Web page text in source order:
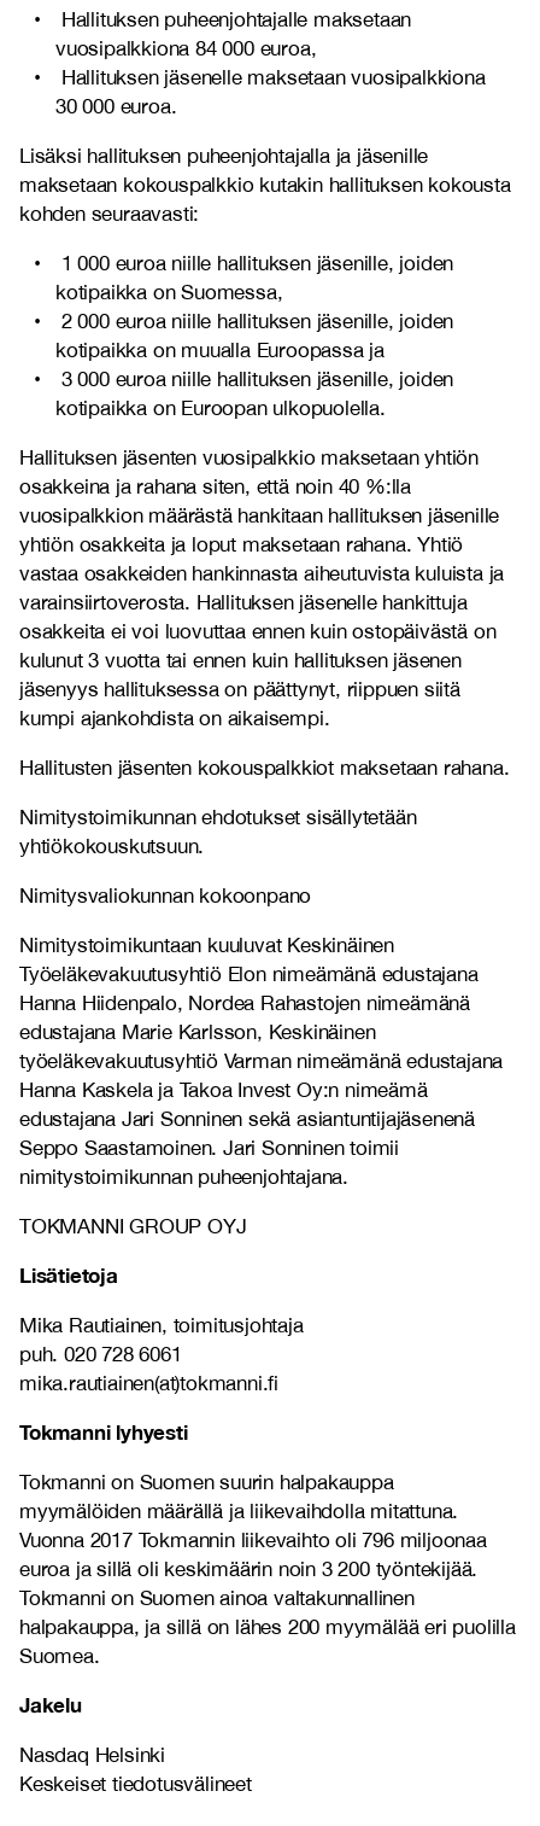
Hallituksen puheenjohtajalle maksetaan
vuosipalkkiona 84 000 euroa,
Hallituksen jäsenelle maksetaan vuosipalkkiona
30 000 euroa.
Lisäksi hallituksen puheenjohtajalla ja jäsenille
maksetaan kokouspalkkio kutakin hallituksen kokousta
kohden seuraavasti:
1 000 euroa niille hallituksen jäsenille, joiden
kotipaikka on Suomessa,
2 000 euroa niille hallituksen jäsenille, joiden
kotipaikka on muualla Euroopassa ja
3 000 euroa niille hallituksen jäsenille, joiden
kotipaikka on Euroopan ulkopuolella.
Hallituksen jäsenten vuosipalkkio maksetaan yhtiön
osakkeina ja rahana siten, että noin 40 %:lla
vuosipalkkion määrästä hankitaan hallituksen jäsenille
yhtiön osakkeita ja loput maksetaan rahana. Yhtiö
vastaa osakkeiden hankinnasta aiheutuvista kuluista ja
varainsiirtoverosta. Hallituksen jäsenelle hankittuja
osakkeita ei voi luovuttaa ennen kuin ostopäivästä on
kulunut 3 vuotta tai ennen kuin hallituksen jäsenen
jäsenyys hallituksessa on päättynyt, riippuen siitä
kumpi ajankohdista on aikaisempi.
Hallitusten jäsenten kokouspalkkiot maksetaan rahana.
Nimitystoimikunnan ehdotukset sisällytetään
yhtiökokouskutsuun.
Nimitysvaliokunnan kokoonpano
Nimitystoimikuntaan kuuluvat Keskinäinen
Työeläkevakuutusyhtiö Elon nimeämänä edustajana
Hanna Hiidenpalo, Nordea Rahastojen nimeämänä
edustajana Marie Karlsson, Keskinäinen
työeläkevakuutusyhtiö Varman nimeämänä edustajana
Hanna Kaskela ja Takoa Invest Oy:n nimeämä
edustajana Jari Sonninen sekä asiantuntijajäsenenä
Seppo Saastamoinen. Jari Sonninen toimii
nimitystoimikunnan puheenjohtajana.
TOKMANNI GROUP OYJ
Lisätietoja
Mika Rautiainen, toimitusjohtaja
puh. 020 728 6061
mika.rautiainen(at)tokmanni.fi
Tokmanni lyhyesti
Tokmanni on Suomen suurin halpakauppa
myymälöiden määrällä ja liikevaihdolla mitattuna.
Vuonna 2017 Tokmannin liikevaihto oli 796 miljoonaa
euroa ja sillä oli keskimäärin noin 3 200 työntekijää.
Tokmanni on Suomen ainoa valtakunnallinen
halpakauppa, ja sillä on lähes 200 myymälää eri puolilla
Suomea.
Jakelu
Nasdaq Helsinki
Keskeiset tiedotusvälineet